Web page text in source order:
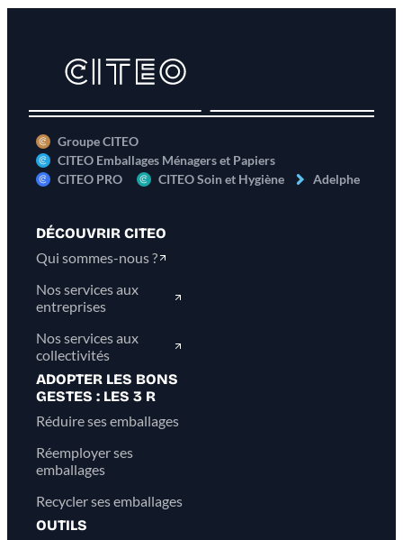
Groupe CITEO
CITEO Emballages Ménagers et Papiers
CITEO PRO
CITEO Soin et Hygiène Adelphe
DÉCOUVRIR CITEO
Qui sommes-nous ?
Nos services aux
entreprises
Nos services aux
collectivités
ADOPTER LES BONS
GESTES : LES 3 R
Réduire ses emballages
Réemployer ses
emballages
Recycler ses emballages
OUTILS